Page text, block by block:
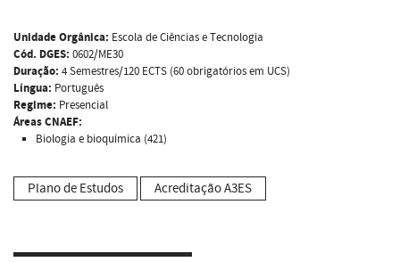
Unidade Orgânica: Escola de Ciências e Tecnologia
Cód. DGES: 0602/ME30
Duração: 4 Semestres/120 ECTS (60 obrigatórios em UCS)
Língua: Português
Regime: Presencial
Áreas CNAEF:
Biologia e bioquímica (421)
Plano de Estudos Acreditação A3ES